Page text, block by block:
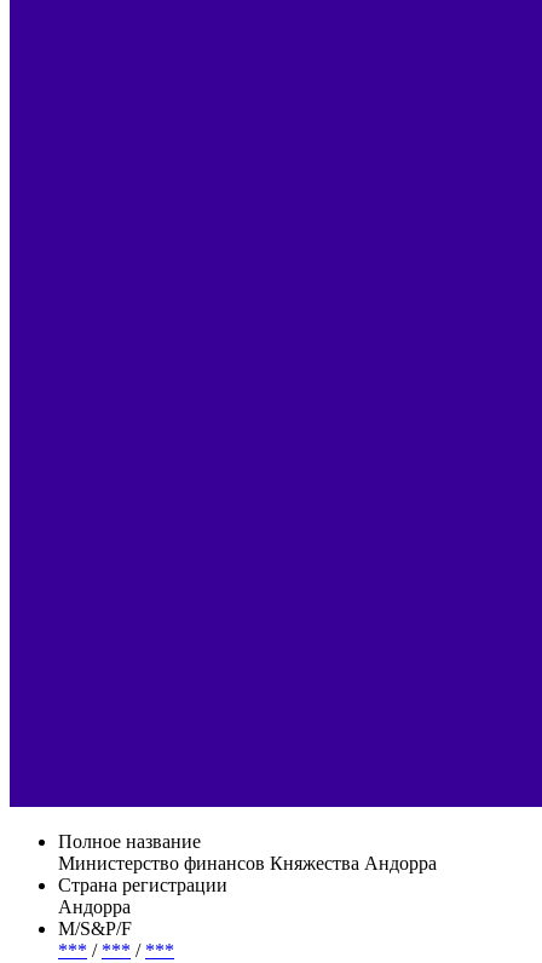
Полное название
Министерство финансов Княжества Андорра
Страна регистрации
Андорра
М/S&P/F
*** / *** / ***